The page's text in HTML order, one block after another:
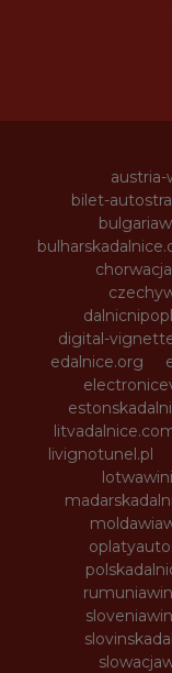
austria-
bilet-
digital-
edalnice.org
livignotunel.pl